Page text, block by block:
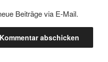
Beiträge via E-Mail.